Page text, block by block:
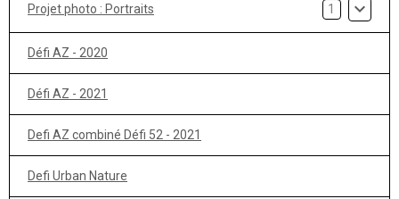
Projet photo : Portraits 1
Défi AZ - 2020
Défi AZ - 2021
Defi AZ combiné Défi 52 - 2021
Defi Urban Nature